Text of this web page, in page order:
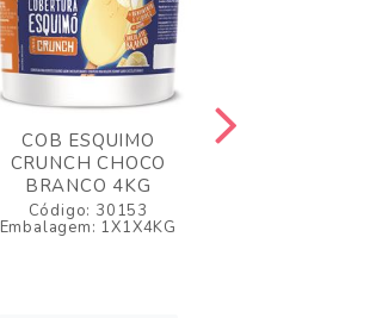
COB ESQUIMO
CRUNCH CHOCO
BRANCO 4KG
Código: 30153
Embalagem: 1X1X4KG